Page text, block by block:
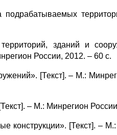
зданий и
России, 2012. – 60 с.
[Текст]. – М.:
– М.: Минрегион
конструкции». [Текст]. –